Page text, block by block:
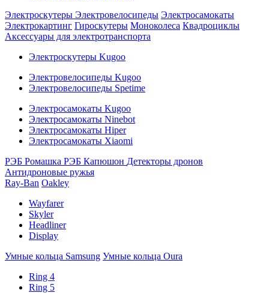
Электроскутеры Электровелосипеды Электросамокаты
Электрокартинг Гироскутеры Моноколеса Квадроциклы
Аксессуары для электротранспорта
Электроскутеры Kugoo
Электровелосипеды Kugoo
Электровелосипеды Spetime
Электросамокаты Kugoo
Электросамокаты Ninebot
Электросамокаты Hiper
Электросамокаты Xiaomi
РЭБ Ромашка РЭБ Капюшон Детекторы дронов
Антидроновые ружья
Ray-Ban Oakley
Wayfarer
Skyler
Headliner
Display
Умные кольца Samsung Умные кольца Oura
Ring 4
Ring 5